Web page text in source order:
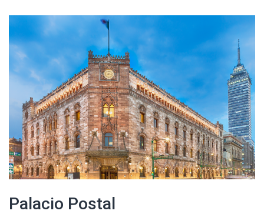
Palacio Postal